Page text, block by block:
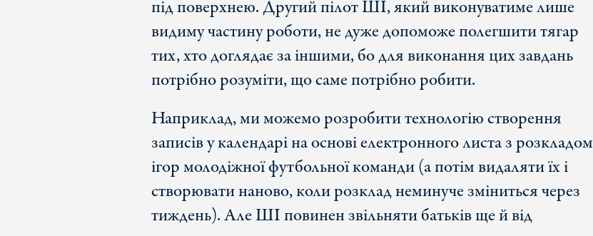
під поверхнею. Другий пілот ШІ, який виконуватиме лише
видиму частину роботи, не дуже допоможе полегшити тягар
тих, хто доглядає за іншими, бо для виконання цих завдань
потрібно розуміти, що саме потрібно робити.
Наприклад, ми можемо розробити технологію створення
записів у календарі на основі електронного листа з розкладом
ігор молодіжної футбольної команди (а потім видаляти їх і
створювати наново, коли розклад неминуче зміниться через
тиждень). Але ШІ повинен звільняти батьків ще й від